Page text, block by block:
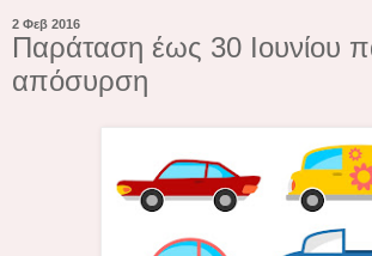
2 Φεβ 2016
Παράταση έως 30 Ιουνίου
απόσυρση